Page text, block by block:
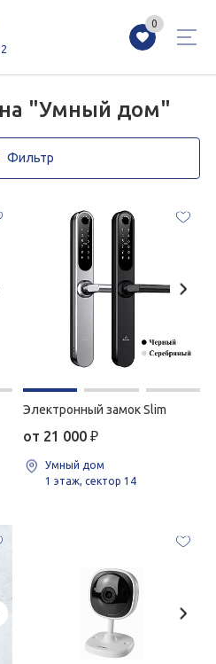
0
"Умный дом"
Фильтр
Электронный замок Slim
от 21 000 ₽
Умный дом
1 этаж, сектор 14